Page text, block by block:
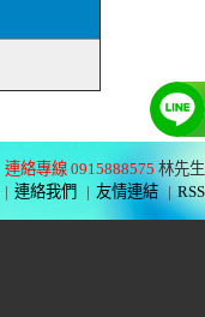
連絡專線 0915888575 林先生
| 連絡我們 | 友情連結 | RSS